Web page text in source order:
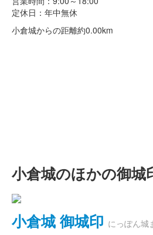
定休日：年中無休
小倉城からの距離約0.00km
小倉城のほかの御城
小倉城 御城印 にっぽん城